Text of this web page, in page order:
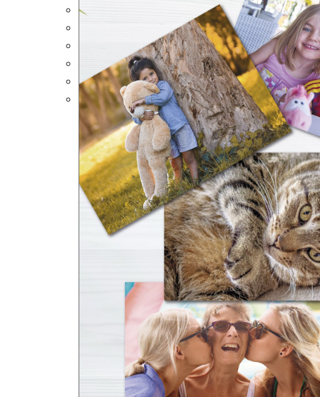
Peluches Personalizados
Portalápices Personalizados
Puzles Personalizados
Juegos de Mesa
Alfombrillas Personalizadas
Lámparas LED